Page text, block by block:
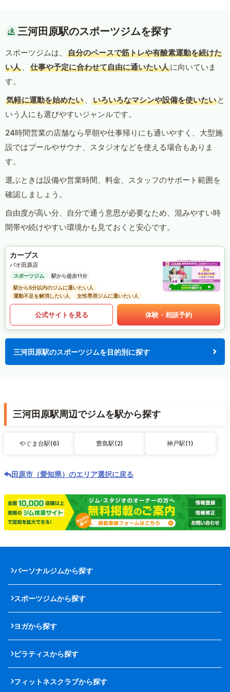
三河田原駅のスポーツジムを探す
スポーツジムは、
自分のペースで筋トレや有酸素運動を続けた
い人 、 仕事や予定に合わせて自由に通いたい人に向いていま
す。
気軽に運動を始めたい 、 いろいろなマシンや設備を使いたい と
いう人にも選びやすいジャンルです。
24時間営業の店舗なら早朝や仕事帰りにも通いやすく、大型施
設ではプールやサウナ、スタジオなどを使える場合もありま
す。
選ぶときは設備や営業時間、料金、スタッフのサポート範囲を
確認しましょう。
自由度が高い分、自分で通う意思が必要なため、混みやすい時
間帯や続けやすい環境かも見ておくと安心です。
カーブス
パオ田原店
スポーツジム
駅から徒歩11分
駅から5分以内のジムに通いたい人
運動不足を解消したい人
女性専用ジムに通いたい人
公式サイトを見る 体験・相談予約
三河田原駅のスポーツジムを目的別に探す
三河田原駅周辺でジムを駅から探す
やぐま台駅(6) 豊島駅(2) 神戸駅(1)
田原市（愛知県）のエリア選択に戻る
パーソナルジムから探す
スポーツジムから探す
ヨガから探す
ピラティスから探す
フィットネスクラブから探す